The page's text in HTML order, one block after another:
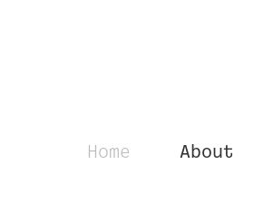
Home About